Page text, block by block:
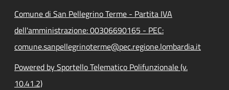
Comune di San Pellegrino Terme - Partita IVA
dell'amministrazione: 00306690165 - PEC:
comune.sanpellegrinoterme@pec.regione.lombardia.it
Powered by Sportello Telematico Polifunzionale (v.
10.41.2)